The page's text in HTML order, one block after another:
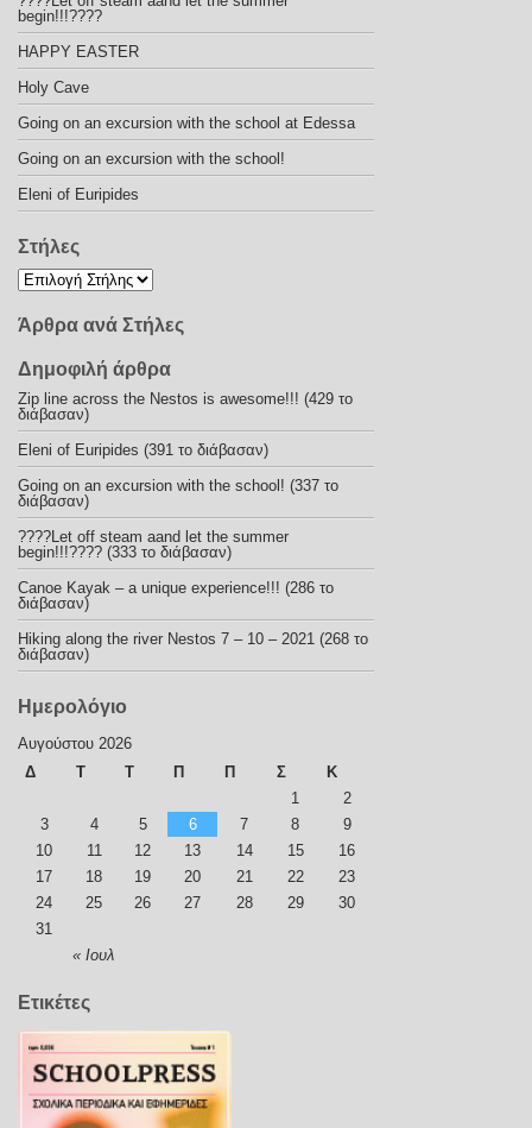
begin!!!????
HAPPY EASTER
Holy Cave
Going on an excursion with the school at Edessa
Going on an excursion with the school!
Eleni of Euripides
Στήλες
Άρθρα ανά Στήλες
Δημοφιλή άρθρα
Zip line across the Nestos is awesome!!! (429 το
διάβασαν)
Eleni of Euripides (391 το διάβασαν)
Going on an excursion with the school! (337 το
διάβασαν)
????Let off steam aand let the summer
begin!!!???? (333 το διάβασαν)
Canoe Kayak – a unique experience!!! (286 το
διάβασαν)
Hiking along the river Nestos 7 – 10 – 2021 (268 το
διάβασαν)
Ημερολόγιο
Αυγούστου 2026
Δ
Τ Τ Π Π Σ Κ
« Ιουλ
1
2
3
4 5 6 7 8
9
10
11 12 13 14 15
16
17
18 19 20 21 22
23
24
25 26 27 28 29
30
31
Ετικέτες